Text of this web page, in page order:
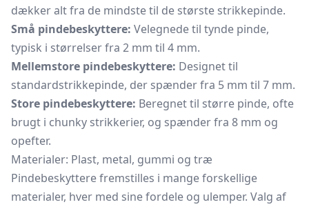
dækker alt fra de mindste til de største strikkepinde.
Små pindebeskyttere: Velegnede til tynde pinde,
typisk i størrelser fra 2 mm til 4 mm.
Mellemstore pindebeskyttere: Designet til
standardstrikkepinde, der spænder fra 5 mm til 7 mm.
Store pindebeskyttere: Beregnet til større pinde, ofte
brugt i chunky strikkerier, og spænder fra 8 mm og
opefter.
Materialer: Plast, metal, gummi og træ
Pindebeskyttere fremstilles i mange forskellige
materialer, hver med sine fordele og ulemper. Valg af